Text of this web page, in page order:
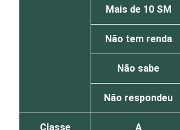
Mais de 10 SM
Não tem renda
Não sabe
Não respondeu
Classe A